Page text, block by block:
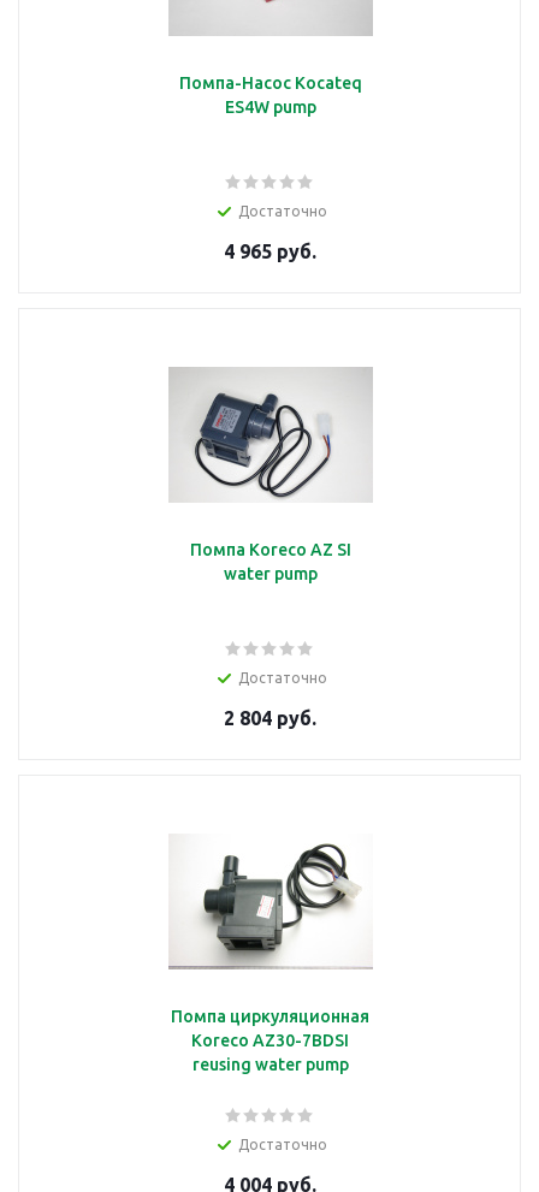
Помпа-Насос Kocateq
ES4W pump
Достаточно
4 965 руб.
Помпа Koreco AZ SI
water pump
Достаточно
2 804 руб.
Помпа циркуляционная
Koreco AZ30-7BDSI
reusing water pump
Достаточно
4 004 руб.